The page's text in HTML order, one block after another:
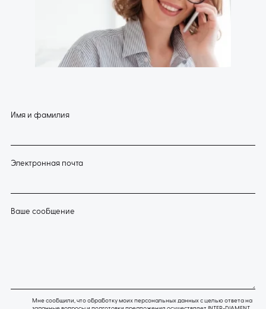
Имя и фамилия
Электронная почта
Ваше сообщение
Мне сообщили, что обработку моих персональных данных с целью ответа на